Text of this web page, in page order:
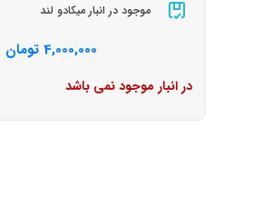
موجود در انبار میکادو لند
4,000,000 تومان
در انبار موجود نمی باشد